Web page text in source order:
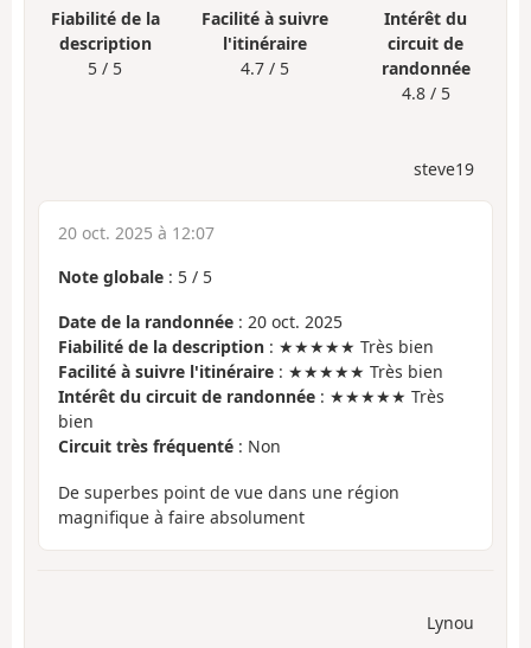
Fiabilité de la
description
5 / 5
Facilité à suivre
l'itinéraire
4.7 / 5
Intérêt du
circuit de
randonnée
4.8 / 5
steve19
20 oct. 2025 à 12:07
Note globale : 5 / 5
Date de la randonnée : 20 oct. 2025
Fiabilité de la description : ★★★★★ Très bien
Facilité à suivre l'itinéraire : ★★★★★ Très bien
Intérêt du circuit de randonnée : ★★★★★ Très
bien
Circuit très fréquenté : Non
De superbes point de vue dans une région
magnifique à faire absolument
Lynou